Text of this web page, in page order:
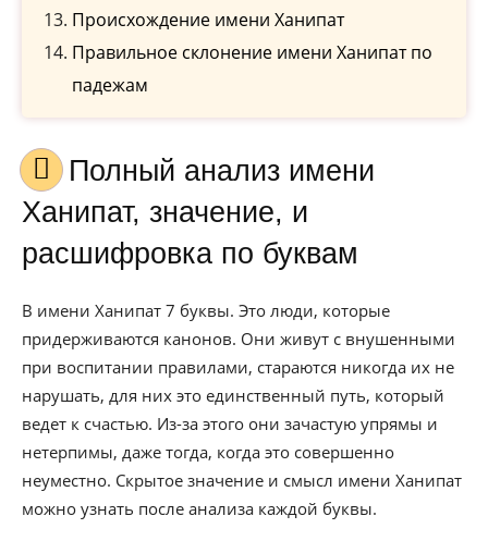
Происхождение имени Ханипат
Правильное склонение имени Ханипат по
падежам
Полный анализ имени
Ханипат, значение, и
расшифровка по буквам
В имени Ханипат 7 буквы. Это люди, которые
придерживаются канонов. Они живут с внушенными
при воспитании правилами, стараются никогда их не
нарушать, для них это единственный путь, который
ведет к счастью. Из-за этого они зачастую упрямы и
нетерпимы, даже тогда, когда это совершенно
неуместно. Скрытое значение и смысл имени Ханипат
можно узнать после анализа каждой буквы.